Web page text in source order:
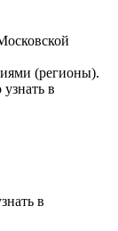
(регионы).
в
в